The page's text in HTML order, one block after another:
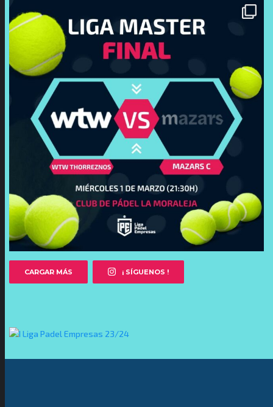
CARGAR MÁS ¡ SÍGUENOS !